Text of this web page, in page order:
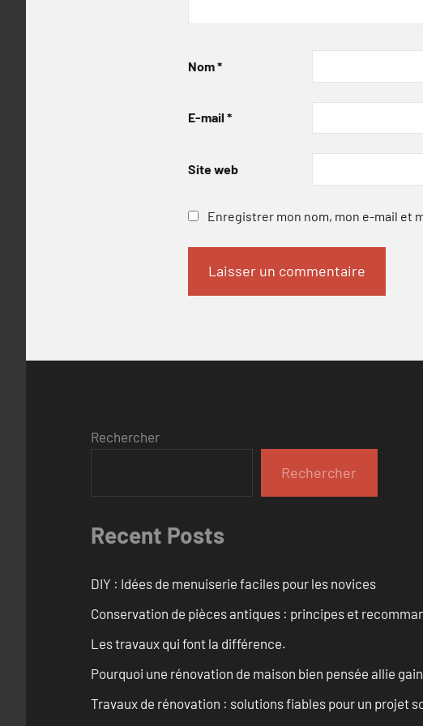
Nom*
E-mail *
Site web
Enregistrer mon nom, mon e-mail et
Rechercher
Rechercher
Recent Posts
DIY : Idées de menuiserie faciles pour les novices
Conservation de pièces antiques : principes et
Les travaux qui font la différence.
Pourquoi une rénovation de maison bien pensée allie
Travaux de rénovation : solutions fiables pour un projet